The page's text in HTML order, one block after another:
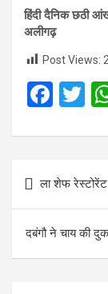
हिंदी दैनिक छठी
अलीगढ़
Post Views: 2
F
ce
b
o
o
k
T
tt
er
navigation
ला शेफ रेस्टोरेंट
दबंगौ ने चाय की